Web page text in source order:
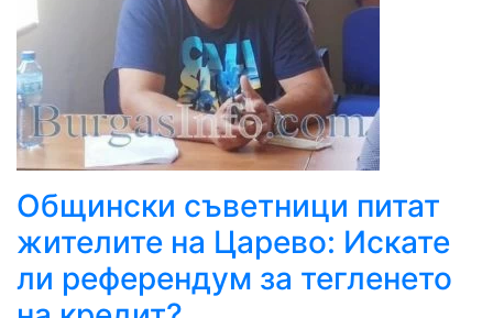
Общински съветници питат
жителите на Царево: Искате
ли референдум за тегленето